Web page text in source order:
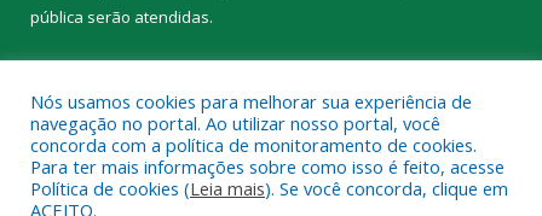
pública serão atendidas.
Todos os direitos reservados a Prefeitura Municipal de Trairão.
Nós usamos cookies para melhorar sua experiência de
navegação no portal. Ao utilizar nosso portal, você
concorda com a política de monitoramento de cookies.
Para ter mais informações sobre como isso é feito, acesse
Política de cookies (Leia mais). Se você concorda, clique em
ACEITO.